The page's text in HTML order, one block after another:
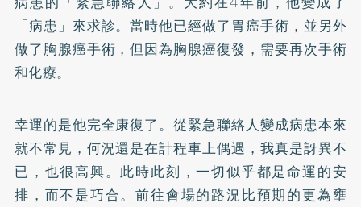
「病患」來求診。當時他已經做了胃癌手術，並另外
做了胸腺癌手術，但因為胸腺癌復發，需要再次手術
和化療。
幸運的是他完全康復了。從緊急聯絡人變成病患本來
就不常見，何況還是在計程車上偶遇，我真是訝異不
已，也很高興。此時此刻，一切似乎都是命運的安
排，而不是巧合。前往會場的路況比預期的更為壅